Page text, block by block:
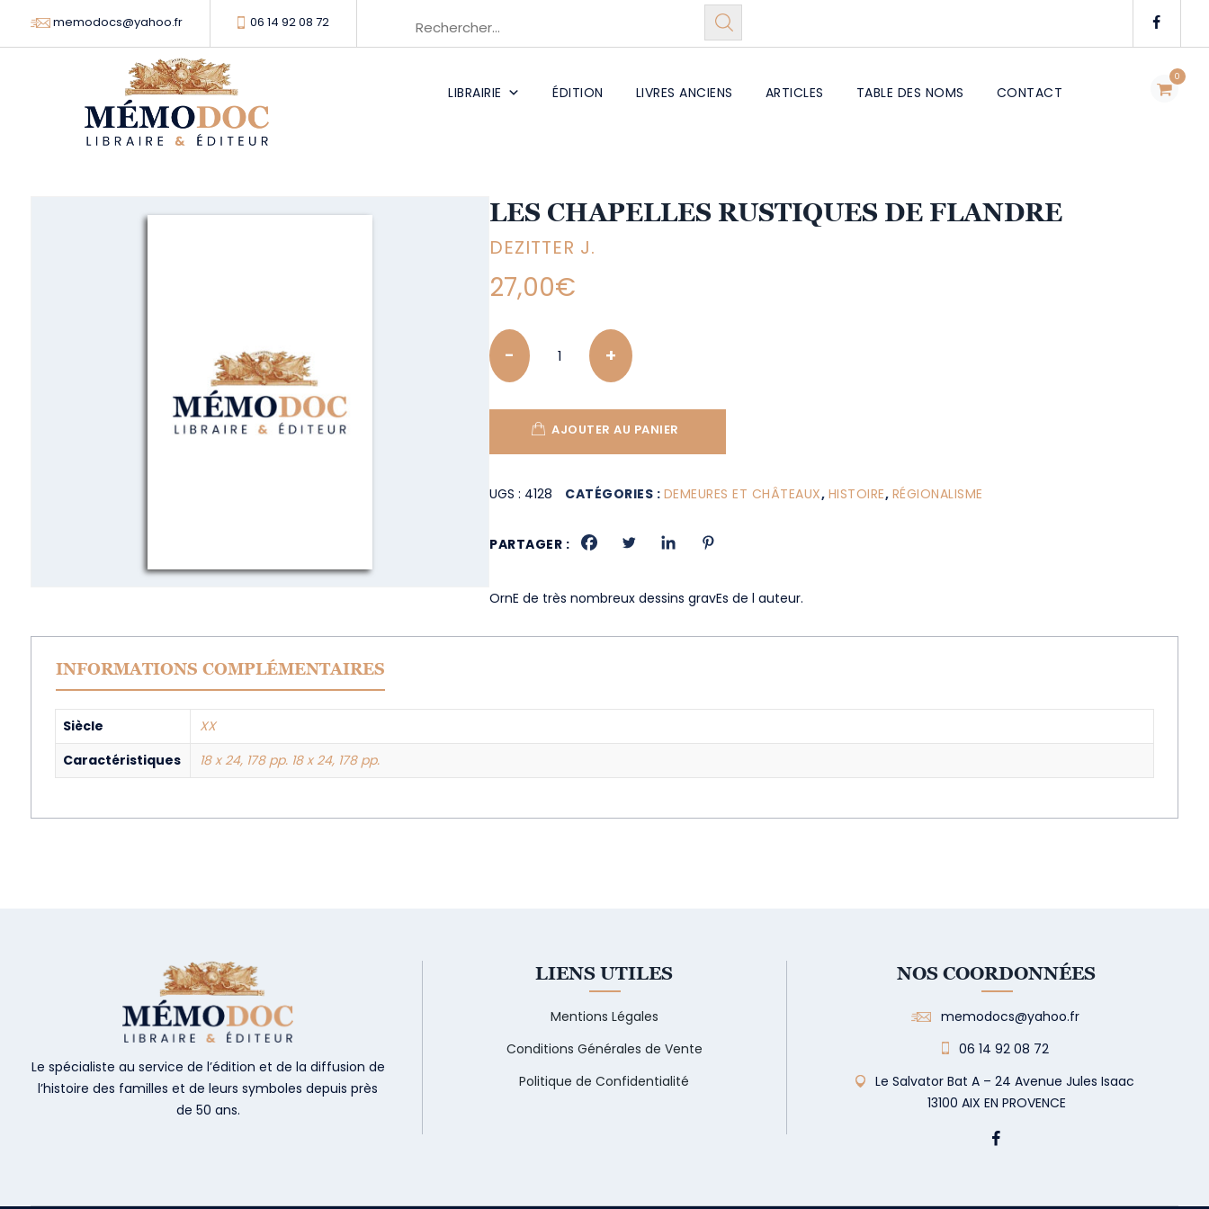
memodocs@yahoo.fr 06 14 92 08 72
0
LIBRAIRIE ÉDITION LIVRES ANCIENS ARTICLES TABLE DES NOMS CONTACT
LES CHAPELLES RUSTIQUES DE FLANDRE
DEZITTER J.
27,00€
Quantity
AJOUTER AU PANIER
UGS : 4128 CATÉGORIES : DEMEURES ET CHÂTEAUX, HISTOIRE, RÉGIONALISME
PARTAGER :
OrnE de très nombreux dessins gravEs de l auteur.
INFORMATIONS COMPLÉMENTAIRES
Siècle
XX
Caractéristiques
18 x 24, 178 pp. 18 x 24, 178 pp.
Le spécialiste au service de l’édition et de la diffusion de
l’histoire des familles et de leurs symboles depuis près
de 50 ans.
LIENS UTILES
Mentions Légales
Conditions Générales de Vente
Politique de Confidentialité
NOS COORDONNÉES
memodocs@yahoo.fr
06 14 92 08 72
Le Salvator Bat A – 24 Avenue Jules Isaac
13100 AIX EN PROVENCE